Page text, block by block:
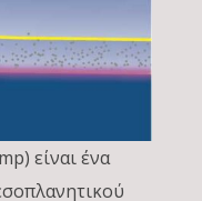
είναι ένα